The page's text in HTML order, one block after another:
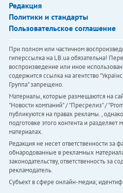
Редакция
Политики и стандарты
Пользовательское соглашение
При полном или частичном
гиперссылка на LB.ua обязательна!
воспроизведение или иное
содержится ссылка на агентство
Группа" запрещено.
Материалы, которые размещаются на
"Новости компаний" / "Пресрелиз" /
публикуются на правах рекламы. ,
подготовке этого контента и разделяет
материалах.
Редакция не несет ответственности за
обнародованные в рекламных
законодательству, ответственность за
рекламодатель.
Субъект в сфере онлайн-медиа;